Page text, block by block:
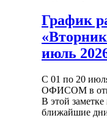
График
июль
С 01 по 20
ОФИСОМ в
В этой
ближайшие